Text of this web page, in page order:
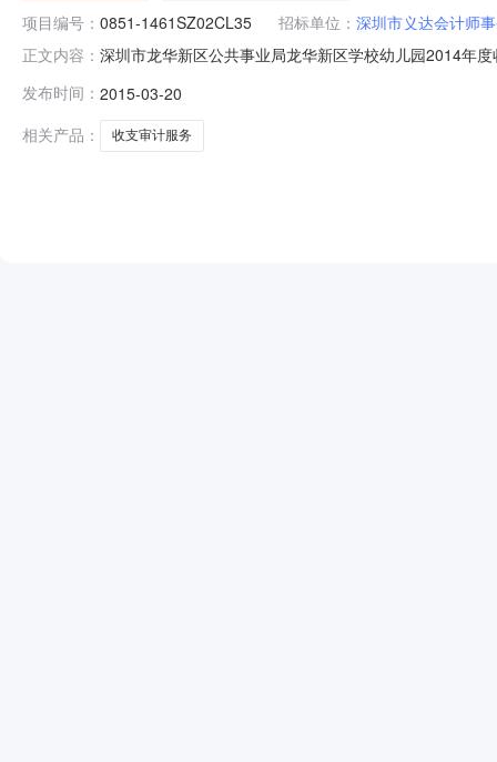
项目编号： 0851-1461SZ02CL35 招标单位： 深圳市义达会计师
正文内容： 深圳市龙华新区公共事业局龙华新区学校幼儿园2014年
标人名称、投标报价及资格核查采购内容投标人名称资
（普通合伙）合格中联会
发布时间： 2015-03-20
相关产品：
收支审计服务